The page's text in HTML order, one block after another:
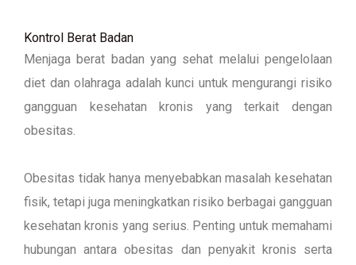
Kontrol Berat Badan
Menjaga berat badan yang sehat melalui pengelolaan
diet dan olahraga adalah kunci untuk mengurangi risiko
gangguan kesehatan kronis yang terkait dengan
obesitas.
Obesitas tidak hanya menyebabkan masalah kesehatan
fisik, tetapi juga meningkatkan risiko berbagai gangguan
kesehatan kronis yang serius. Penting untuk memahami
hubungan antara obesitas dan penyakit kronis serta